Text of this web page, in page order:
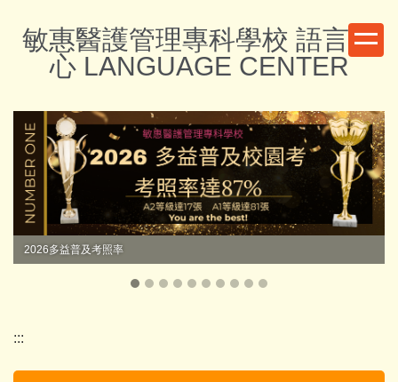
敏惠醫護管理專科學校 語言中
心 LANGUAGE CENTER
2026多益普及考照率
:::